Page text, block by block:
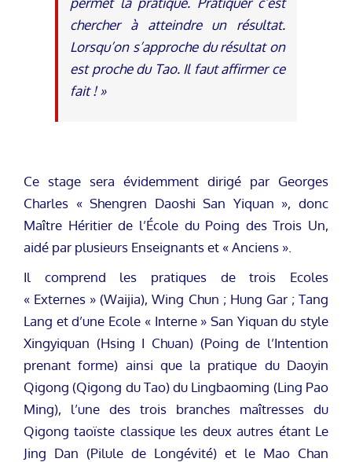
chercher à atteindre un résultat.
Lorsqu’on s’approche du résultat on
est proche du Tao. Il faut affirmer ce
fait ! »
Ce stage sera évidemment dirigé par Georges
Charles « Shengren Daoshi San Yiquan », donc
Maître Héritier de l’École du Poing des Trois Un,
aidé par plusieurs Enseignants et « Anciens ».
Il comprend les pratiques de trois Ecoles
« Externes » (Waijia), Wing Chun ; Hung Gar ; Tang
Lang et d’une Ecole « Interne » San Yiquan du style
Xingyiquan (Hsing I Chuan) (Poing de l’Intention
prenant forme) ainsi que la pratique du Daoyin
Qigong (Qigong du Tao) du Lingbaoming (Ling Pao
Ming), l’une des trois branches maîtresses du
Qigong taoïste classique les deux autres étant Le
Jing Dan (Pilule de Longévité) et le Mao Chan